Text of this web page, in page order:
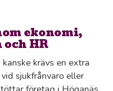
ekonomi,
HR
krävs en extra
sjukfrånvaro eller